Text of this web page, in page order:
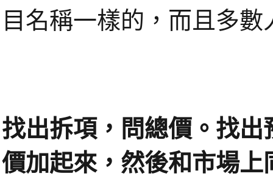
目名稱一樣的，而且多
找出拆項，問總價。找
價加起來，然後和市場